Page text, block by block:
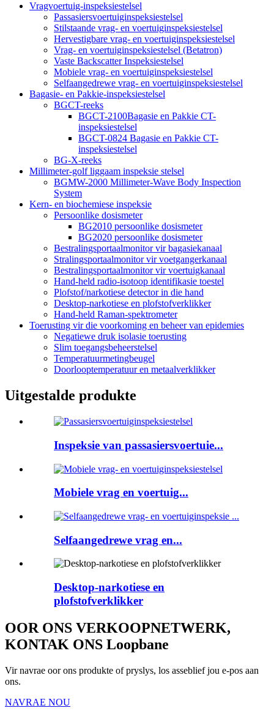
Vragvoertuig-inspeksiestelsel
Passasiersvoertuiginspeksiestelsel
Stilstaande vrag- en voertuiginspeksiestelsel
Hervestigbare vrag- en voertuiginspeksiestelsel
Vrag- en voertuiginspeksiestelsel (Betatron)
Vaste Backscatter Inspeksiestelsel
Mobiele vrag- en voertuiginspeksiestelsel
Selfaangedrewe vrag- en voertuiginspeksiestelsel
Bagasie- en Pakkie-inspeksiestelsel
BGCT-reeks
BGCT-2100Bagasie en Pakkie CT-
inspeksiestelsel
BGCT-0824 Bagasie en Pakkie CT-
inspeksiestelsel
BG-X-reeks
Millimeter-golf liggaam inspeksie stelsel
BGMW-2000 Millimeter-Wave Body Inspection
System
Kern- en biochemiese inspeksie
Persoonlike dosismeter
BG2010 persoonlike dosismeter
BG2020 persoonlike dosismeter
Bestralingsportaalmonitor vir bagasiekanaal
Stralingsportaalmonitor vir voetgangerkanaal
Bestralingsportaalmonitor vir voertuigkanaal
Hand-held radio-isotoop identifikasie toestel
Plofstof/narkotiese detector in die hand
Desktop-narkotiese en plofstofverklikker
Hand-held Raman-spektrometer
Toerusting vir die voorkoming en beheer van epidemies
Negatiewe druk isolasie toerusting
Slim toegangsbeheerstelsel
Temperatuurmetingbeugel
Doorlooptemperatuur en metaalverklikker
Uitgestalde produkte
Inspeksie van passasiersvoertuie...
Mobiele vrag en voertuig...
Selfaangedrewe vrag en...
Desktop-narkotiese en
plofstofverklikker
OOR ONS VERKOOPNETWERK,
KONTAK ONS Loopbane
Vir navrae oor ons produkte of pryslys, los asseblief jou e-pos aan
ons.
NAVRAE NOU